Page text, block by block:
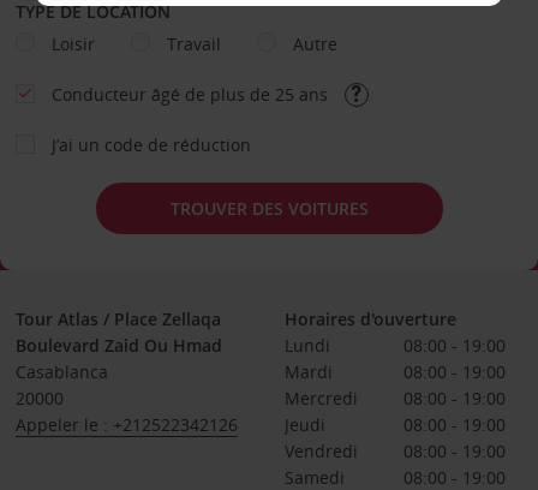
TYPE DE LOCATION
Loisir
Travail Autre
Conducteur âgé de plus de 25 ans
J’ai un code de réduction
TROUVER DES VOITURES
Tour Atlas / Place Zellaqa
Boulevard Zaid Ou Hmad
Casablanca
20000
Appeler le : +212522342126
Horaires d'ouverture
Lundi
08:00 - 19:00
Mardi
08:00 - 19:00
Mercredi
08:00 - 19:00
Jeudi
08:00 - 19:00
Vendredi
08:00 - 19:00
Samedi
08:00 - 19:00